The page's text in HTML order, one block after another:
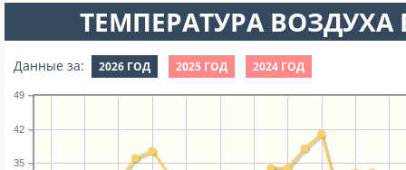
ТЕМПЕРАТУРА ВОЗДУХА
Данные за: 2026 ГОД 2025 ГОД 2024 ГОД
35
42
49